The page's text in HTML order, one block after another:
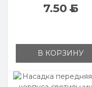
7.50Б
В КОРЗИНУ